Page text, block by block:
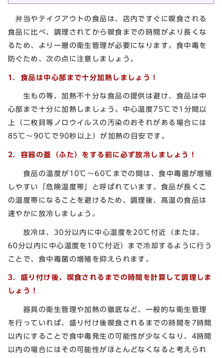
弁当やテイクアウトの食品は、店内ですぐに喫食される
食品に比べ、調理されてから喫食までの時間がより長くな
るため、より一層の衛生管理が必要になります。食中毒を
防ぐため、次の点に注意しましょう。
1．食品は中心部まで十分加熱しましょう！
生もの等、加熱不十分な食品の提供は避け、食品は中
心部まで十分に加熱しましょう。中心温度75℃で1分間以
上（二枚貝等ノロウイルスの汚染のおそれがある場合には
85℃～90℃で90秒以上）が加熱の目安です。
2．容器の蓋（ふた）をする前に必ず放冷しましょう！
食品の温度が10℃～60℃までの間は、食中毒菌が増殖
しやすい「危険温度帯」と呼ばれています。食品が長くこ
の温度帯になることを避けるため、調理後、高温の食品は
速やかに放冷しましょう。
放冷は、30分以内に中心温度を20℃付近（または、
60分以内に中心温度を10℃付近）まで冷却するように行う
ことで、食中毒菌の増殖を抑えられます。
3．盛り付け後、喫食されるまでの時間を計算して調理しま
しょう！
器具の衛生管理や加熱の徹底など、一般的な衛生管理
を行っていれば、盛り付け後喫食されるまでの時間を7時間
以内にすることで食中毒発生の可能性が少なくなり、4時間
以内の場合にはその可能性がほとんどなくなると考えられ